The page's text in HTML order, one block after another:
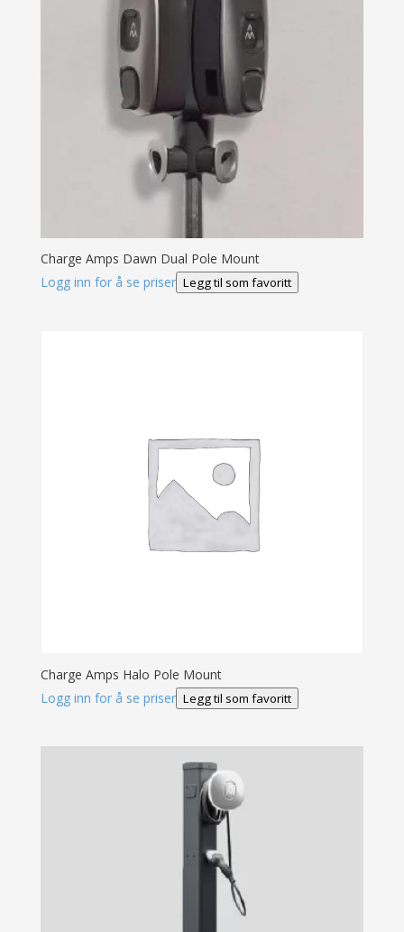
Charge Amps Dawn Dual Pole Mount
Logg inn for å se priser Legg til som favoritt
Charge Amps Halo Pole Mount
Logg inn for å se priser Legg til som favoritt